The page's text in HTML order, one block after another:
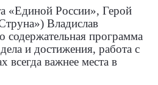
«Единой России», Герой
Владислав
содержательная программа
и достижения, работа с
всегда важнее места в